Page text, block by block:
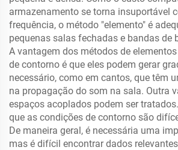
armazenamento se torna insuportável
frequência, o método "elemento" é
pequenas salas fechadas e bandas de
A vantagem dos métodos de
de contorno é que eles podem gerar
necessário, como em cantos, que têm
na propagação do som na sala. Outra
espaços acoplados podem ser
que as condições de contorno são
De maneira geral, é necessária uma
mas é difícil encontrar dados